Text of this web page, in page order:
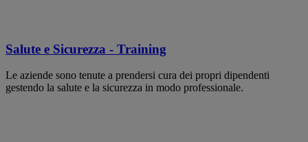
Salute e Sicurezza - Training
Le aziende sono tenute a prendersi cura dei propri dipendenti
gestendo la salute e la sicurezza in modo professionale.